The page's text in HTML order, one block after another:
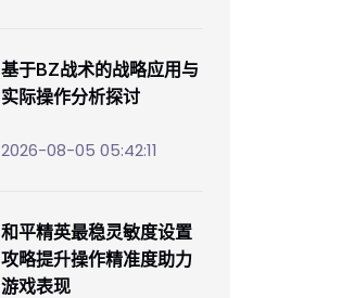
基于BZ战术的战略应用与
实际操作分析探讨
2026-08-05 05:42:11
和平精英最稳灵敏度设置
攻略提升操作精准度助力
游戏表现